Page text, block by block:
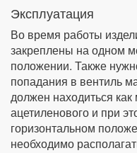
Эксплуатация
Во время работы
закреплены на одном
положении. Также
попадания в вентиль
должен находиться
ацетиленового и при
горизонтальном
необходимо